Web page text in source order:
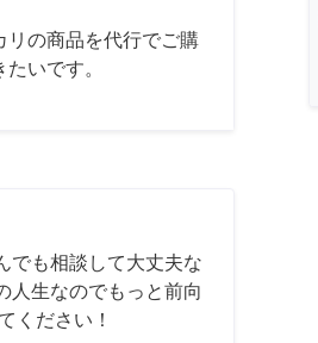
リの商品を代行でご購
たいです。
でも相談して大丈夫な
人生なのでもっと前向
ください！